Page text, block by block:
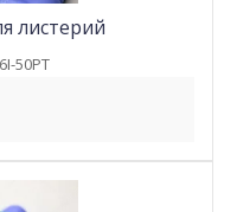
листерий
50PT